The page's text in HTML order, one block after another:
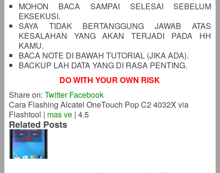
MOHON BACA SAMPAI SELESAI SEBELUM
EKSEKUSI.
SAYA TIDAK BERTANGGUNG JAWAB ATAS
KESALAHAN YANG AKAN TERJADI PADA HH
KAMU.
BACA NOTE DI BAWAH TUTORIAL (JIKA ADA).
BACKUP LAH DATA YANG DI RASA PENTING.
DO WITH YOUR OWN RISK
Share on: Twitter Facebook
Cara Flashing Alcatel OneTouch Pop C2 4032X via
Flashtool | mas ve | 4.5
Related Posts